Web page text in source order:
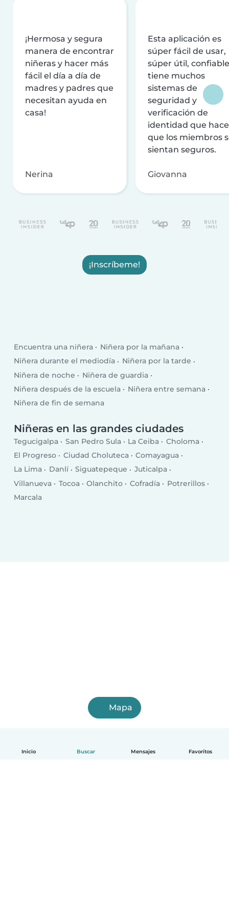
Inicio Buscar Mensajes Favoritos
¡Hermosa y segura
manera de encontrar
niñeras y hacer más
fácil el día a día de
madres y padres que
necesitan ayuda en
casa!
Nerina
Esta aplicación es
súper fácil de usar,
súper útil,
tiene muchos
sistemas de
seguridad y
verificación de
identidad que
que los miembros
sientan seguros.
Giovanna
¡Inscríbeme!
Encuentra una niñera
Niñera por la mañana
Niñera durante el mediodía
Niñera por la tarde
Niñera de noche
Niñera de guardia
Niñera después de la escuela
Niñera entre semana
Niñera de fin de semana
Niñeras en las grandes ciudades
Tegucigalpa San Pedro Sula La Ceiba
Choloma
El Progreso
Ciudad Choluteca
Comayagua
La Lima
Danlí Siguatepeque
Juticalpa
Villanueva
Tocoa Olanchito Cofradía
Potrerillos
Marcala
Mapa